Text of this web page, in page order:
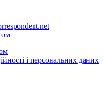
і персональних даних